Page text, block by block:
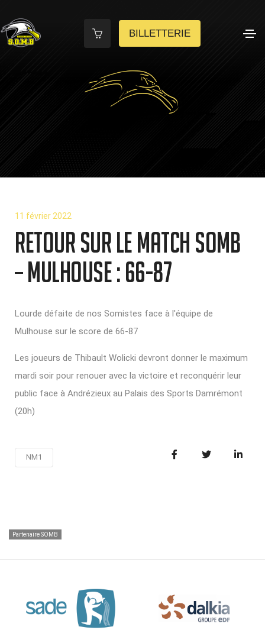
BILLETTERIE
11 février 2022
Retour sur le match SOMB
– MULHOUSE : 66-87
Lourde défaite de nos Somistes face à l'équipe de
Mulhouse sur le score de 66-87
Les joueurs de Thibault Wolicki devront donner le maximum
mardi soir pour renouer avec la victoire et reconquérir leur
public face à Andrézieux au Palais des Sports Damrémont
(20h)
NM1
Partenaire SOMB